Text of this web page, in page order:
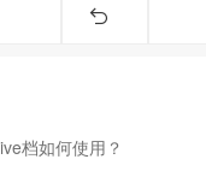
档如何使用？